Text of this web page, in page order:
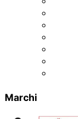
Marchi